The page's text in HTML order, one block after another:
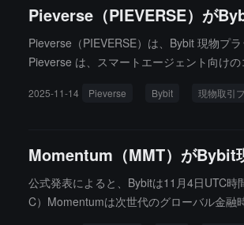
Pieverse（PIEVERSE）が
Pieverse（PIEVERSE）は、Bybit 現物プ
Pieverse は、スマートエージェント向け
2025-11-14 Pieverse Bybit 現物取引
Momentum（MMT）がBybit
公式発表によると、Bybitは11月4日UTC
C）Momentumは次世代のグローバル金融